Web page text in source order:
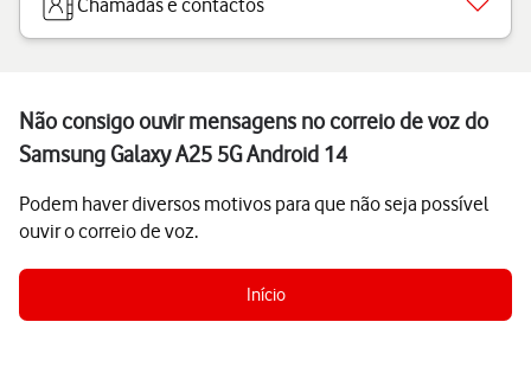
Chamadas e contactos
Não consigo ouvir mensagens no correio de voz do
Samsung Galaxy A25 5G Android 14
Podem haver diversos motivos para que não seja possível
ouvir o correio de voz.
Início